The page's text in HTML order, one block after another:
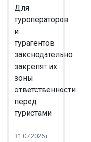
Для
туроператоров
и
турагентов
законодательно
закрепят их
зоны
ответственности
перед
туристами
31.07.2026 г